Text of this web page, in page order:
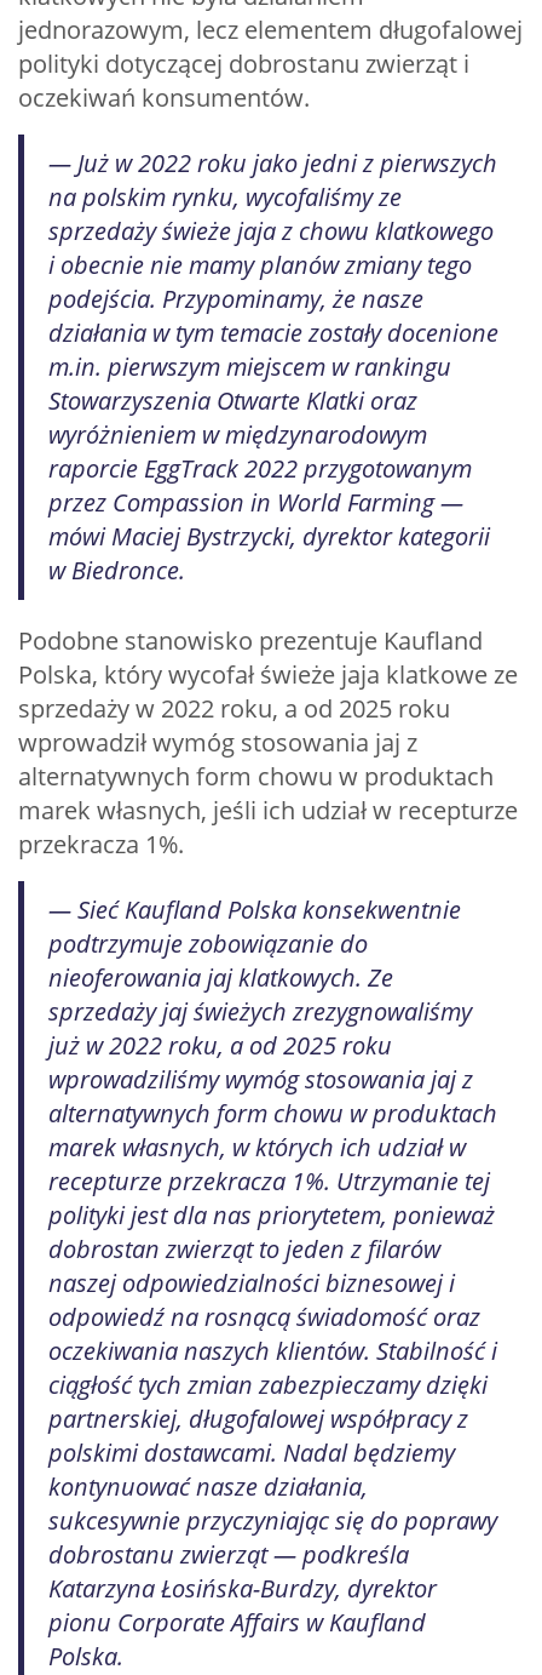
jednorazowym, lecz elementem długofalowej
polityki dotyczącej dobrostanu zwierząt i
oczekiwań konsumentów.
— Już w 2022 roku jako jedni z pierwszych
na polskim rynku, wycofaliśmy ze
sprzedaży świeże jaja z chowu klatkowego
i obecnie nie mamy planów zmiany tego
podejścia. Przypominamy, że nasze
działania w tym temacie zostały docenione
m.in. pierwszym miejscem w rankingu
Stowarzyszenia Otwarte Klatki oraz
wyróżnieniem w międzynarodowym
raporcie EggTrack 2022 przygotowanym
przez Compassion in World Farming —
mówi Maciej Bystrzycki, dyrektor kategorii
w Biedronce.
Podobne stanowisko prezentuje Kaufland
Polska, który wycofał świeże jaja klatkowe ze
sprzedaży w 2022 roku, a od 2025 roku
wprowadził wymóg stosowania jaj z
alternatywnych form chowu w produktach
marek własnych, jeśli ich udział w recepturze
przekracza 1%.
— Sieć Kaufland Polska konsekwentnie
podtrzymuje zobowiązanie do
nieoferowania jaj klatkowych. Ze
sprzedaży jaj świeżych zrezygnowaliśmy
już w 2022 roku, a od 2025 roku
wprowadziliśmy wymóg stosowania jaj z
alternatywnych form chowu w produktach
marek własnych, w których ich udział w
recepturze przekracza 1%. Utrzymanie tej
polityki jest dla nas priorytetem, ponieważ
dobrostan zwierząt to jeden z filarów
naszej odpowiedzialności biznesowej i
odpowiedź na rosnącą świadomość oraz
oczekiwania naszych klientów. Stabilność i
ciągłość tych zmian zabezpieczamy dzięki
partnerskiej, długofalowej współpracy z
polskimi dostawcami. Nadal będziemy
kontynuować nasze działania,
sukcesywnie przyczyniając się do poprawy
dobrostanu zwierząt — podkreśla
Katarzyna Łosińska-Burdzy, dyrektor
pionu Corporate Affairs w Kaufland
Polska.